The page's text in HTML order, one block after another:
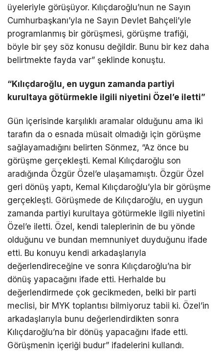
üyeleriyle görüşüyor. Kılıçdaroğlu’nun ne Sayın
Cumhurbaşkanı’yla ne Sayın Devlet Bahçeli’yle
programlanmış bir görüşmesi, görüşme trafiği,
böyle bir şey söz konusu değildir. Bunu bir kez daha
belirtmekte fayda var” şeklinde konuştu.
“Kılıçdaroğlu, en uygun zamanda partiyi
kurultaya götürmekle ilgili niyetini Özel’e iletti”
Gün içerisinde karşılıklı aramalar olduğunu ama iki
tarafın da o esnada müsait olmadığı için görüşme
sağlayamadığını belirten Sönmez, “Az önce bu
görüşme gerçekleşti. Kemal Kılıçdaroğlu son
aradığında Özgür Özel’e ulaşamamıştı. Özgür Özel
geri dönüş yaptı, Kemal Kılıçdaroğlu’yla bir görüşme
gerçekleşti. Görüşmede de Kılıçdaroğlu, en uygun
zamanda partiyi kurultaya götürmekle ilgili niyetini
Özel’e iletti. Özel, kendi taleplerinin de bu yönde
olduğunu ve bundan memnuniyet duyduğunu ifade
etti. Bu konuyu kendi arkadaşlarıyla
değerlendireceğine ve sonra Kılıçdaroğlu’na bir
dönüş yapacağını ifade etti. Herhalde bu
değerlendirmede çok gecikmeden, belki bir parti
meclisi, bir MYK toplantısı bilmiyoruz tabii ki. Özel’in
arkadaşlarıyla bunu değerlendirdikten sonra
Kılıçdaroğlu’na bir dönüş yapacağını ifade etti.
Görüşmenin içeriği budur” ifadelerini kullandı.